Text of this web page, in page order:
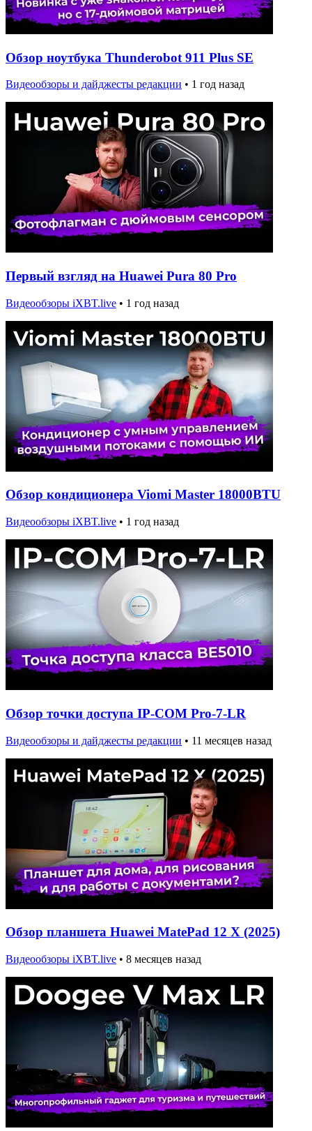
Обзор ноутбука Thunderobot 911 Plus SE
Видеообзоры и дайджесты редакции • 1 год назад
Первый взгляд на Huawei Pura 80 Pro
Видеообзоры iXBT.live • 1 год назад
Обзор кондиционера Viomi Master 18000BTU
Видеообзоры iXBT.live • 1 год назад
Обзор точки доступа IP-COM Pro-7-LR
Видеообзоры и дайджесты редакции • 11 месяцев назад
Обзор планшета Huawei MatePad 12 X (2025)
Видеообзоры iXBT.live • 8 месяцев назад